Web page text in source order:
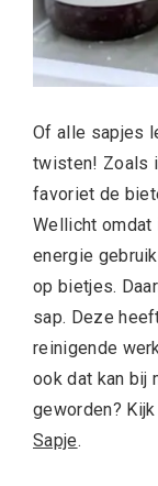
Of alle sapjes
twisten! Zoals
favoriet de
Wellicht
energie
op bietjes.
sap. Deze
reinigende
ook dat kan bij
geworden?
Sapje.